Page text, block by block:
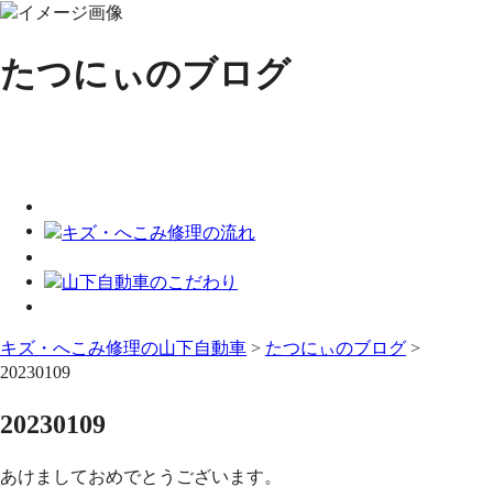
たつにぃのブログ
キズ・へこみ修理の山下自動車 > たつにぃのブログ >
20230109
20230109
あけましておめでとうございます。